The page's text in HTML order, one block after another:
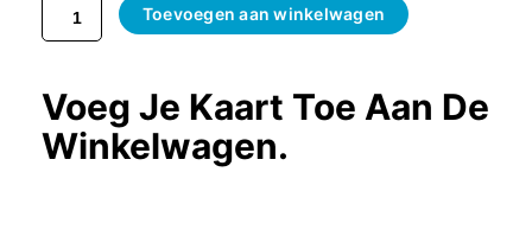
Toevoegen aan winkelwagen
Voeg Je Kaart Toe Aan De
Winkelwagen.